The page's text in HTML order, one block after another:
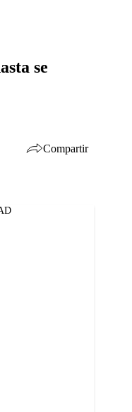
se
Compartir